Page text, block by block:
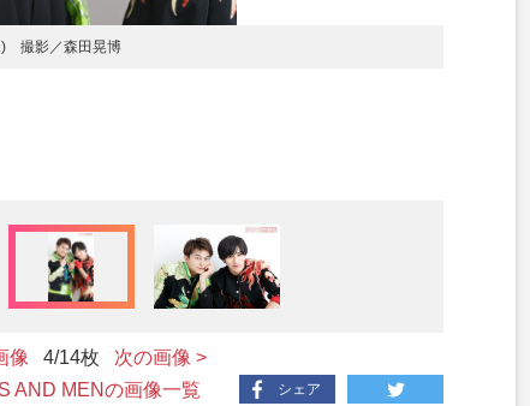
撮影／森田晃博
像 4/14枚
次の画像 >
AND MENの画像一覧
シェア